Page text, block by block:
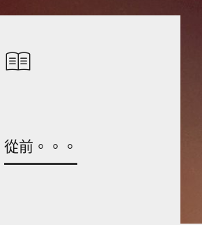
從前。。。